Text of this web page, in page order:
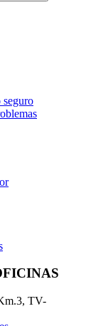
seguro
TV-